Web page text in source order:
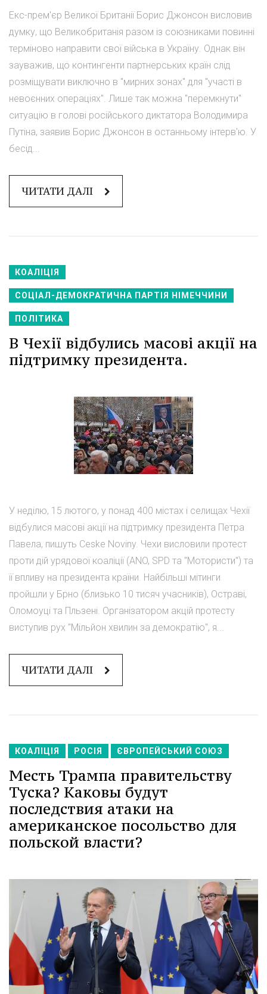
Екс-прем'єр Великої Британії Борис Джонсон висловив
думку, що Великобританія разом із союзниками повинні
терміново направити свої війська в Україну. Однак він
зауважив, що контингенти партнерських країн слід
розміщувати виключно в "мирних зонах" для "участі в
невоєнних операціях". Лише так можна "перемкнути"
ситуацію в голові російського диктатора Володимира
Путіна, заявив Борис Джонсон в останньому інтерв'ю. У
бесід...
ЧИТАТИ ДАЛІ
КОАЛІЦІЯ
СОЦІАЛ-ДЕМОКРАТИЧНА ПАРТІЯ НІМЕЧЧИНИ
ПОЛІТИКА
В Чехії відбулись масові акції на
підтримку президента.
У неділю, 15 лютого, у понад 400 містах і селищах Чехії
відбулися масові акції на підтримку президента Петра
Павела, пишуть Ceske Noviny. Чехи висловили протест
проти дій урядової коаліції (ANO, SPD та "Мотористи") та
її впливу на президента країни. Найбільші мітинги
пройшли у Брно (близько 10 тисяч учасників), Остраві,
Оломоуці та Пльзені. Організатором акцій протесту
виступив рух "Мільйон хвилин за демократію", я...
ЧИТАТИ ДАЛІ
КОАЛІЦІЯ РОСІЯ ЄВРОПЕЙСЬКИЙ СОЮЗ
Месть Трампа правительству
Туска? Каковы будут
последствия атаки на
американское посольство для
польской власти?